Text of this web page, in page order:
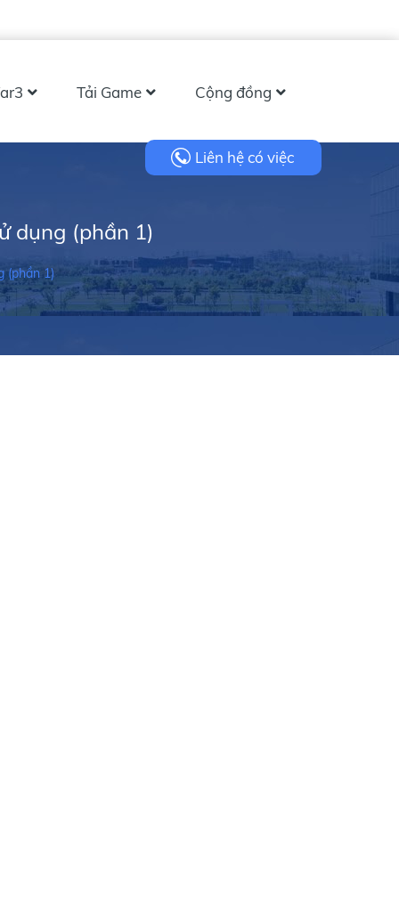
Tải Game Cộng đồng
Liên hệ có việc
dụng (phần 1)
(phần 1)